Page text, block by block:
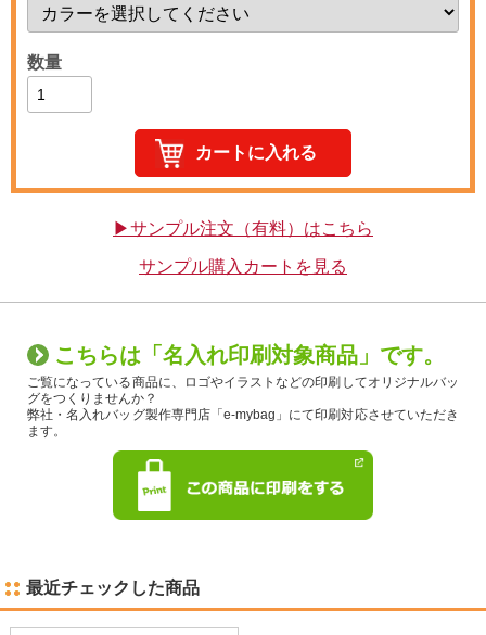
数量
▶サンプル注文（有料）はこちら
サンプル購入カートを見る
こちらは「名入れ印刷対象商品」です。
ご覧になっている商品に、ロゴやイラストなどの印刷してオリジナルバッ
グをつくりませんか？
弊社・名入れバッグ製作専門店「e-mybag」にて印刷対応させていただき
ます。
最近チェックした商品